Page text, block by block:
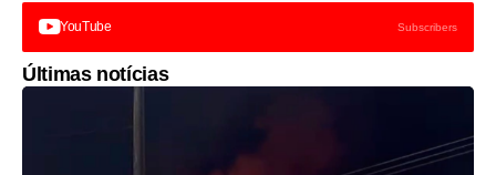
YouTube Subscribers
Últimas notícias